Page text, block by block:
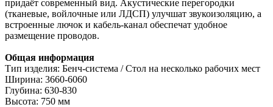
придаёт современный вид. Акустические перегородки
(тканевые, войлочные или ЛДСП) улучшат звукоизоляцию, а
встроенные лючок и кабель-канал обеспечат удобное
размещение проводов.
Общая информация
Тип изделия: Бенч-система / Стол на несколько рабочих мест
Ширина: 3660-6060
Глубина: 630-830
Высота: 750 мм